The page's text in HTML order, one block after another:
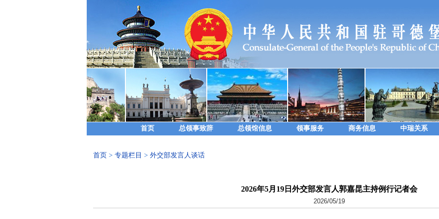
首页 总领事致辞 总领馆信息 领事服务 商务信息 中瑞关系
首页 > 专题栏目 > 外交部发言人谈话
2026年5月19日外交部发言人郭嘉昆主持例行记者会
2026/05/19